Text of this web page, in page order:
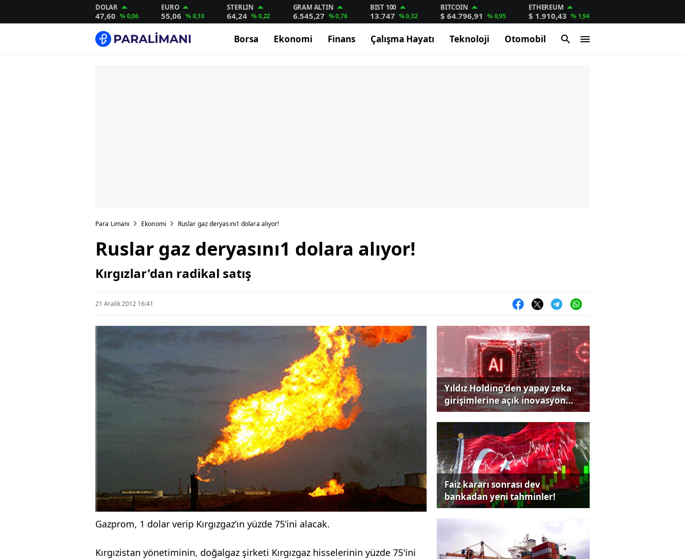
DOLAR
47,60 % 0,06
EURO
55,06 % 0,10
STERLIN
64,24 % 0,22
GRAM ALTIN
6.545,27 % 0,76
BIST 100
13.747 % 0,32
BITCOIN
$ 64.796,91 % 0,95
ETHEREUM
$ 1.910,43 % 1,94
Borsa Ekonomi Finans Çalışma Hayatı Teknoloji Otomobil
Para Limanı Ekonomi Ruslar gaz deryasını1 dolara alıyor!
Ruslar gaz deryasını1 dolara alıyor!
Kırgızlar'dan radikal satış
21 Aralık 2012 16:41
Gazprom, 1 dolar verip Kırgızgaz’ın yüzde 75’ini alacak.
Kırgızistan yönetiminin, doğalgaz şirketi Kırgızgaz hisselerinin yüzde 75'ini
Yıldız Holding’den yapay zeka
girişimlerine açık inovasyon
çağrısı
Faiz kararı sonrası dev
bankadan yeni tahminler!